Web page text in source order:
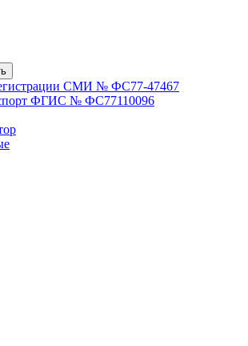
СМИ № ФС77-47467
ФГИС № ФС77110096